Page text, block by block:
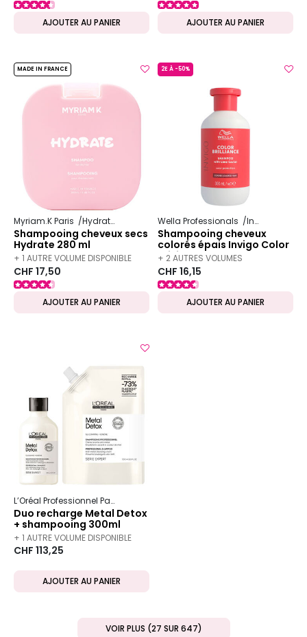
AJOUTER AU PANIER AJOUTER AU PANIER
MADE IN FRANCE
Myriam.K Paris Hydrate
Shampooing cheveux secs
Hydrate 280 ml
+ 1 AUTRE VOLUME DISPONIBLE
CHF 17,50
AJOUTER AU PANIER
2E À -50%
Wella Professionals Invigo
Shampooing cheveux
colorés épais Invigo Color
Brilliance 300ml
+ 2 AUTRES VOLUMES
DISPONIBLES
CHF 16,15
AJOUTER AU PANIER
L’Oréal Professionnel Paris
Duo recharge Metal Detox
+ shampooing 300ml
+ 1 AUTRE VOLUME DISPONIBLE
CHF 113,25
AJOUTER AU PANIER
VOIR PLUS (27 SUR 647)